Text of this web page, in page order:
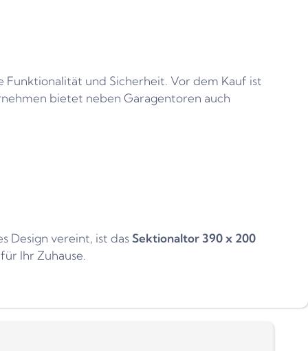
und Sicherheit. Vor dem Kauf ist
bietet neben Garagentoren auch
Design vereint, ist dasSektionaltor 390 x 200
Ihr Zuhause.